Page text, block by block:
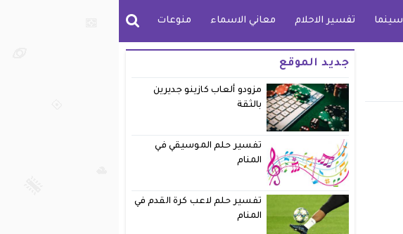
سينما تفسير الاحلام معاني الاسماء منوعات
جديد الموقع
مزودو ألعاب كازينو جديرين
بالثقة
تفسير حلم الموسيقي في
المنام
تفسير حلم لاعب كرة القدم في
المنام